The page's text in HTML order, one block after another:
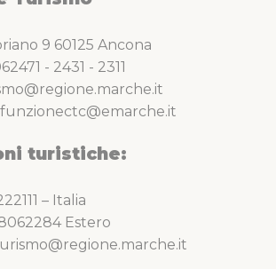
9 60125 Ancona
- 2431 - 2311
turistiche:
– Italia
Estero